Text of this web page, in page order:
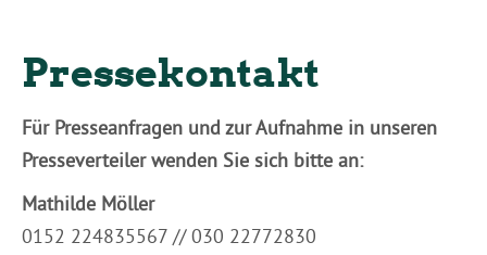
Pressekontakt
Für Presseanfragen und zur Aufnahme in unseren
Presseverteiler wenden Sie sich bitte an:
Mathilde Möller
0152 224835567 // 030 22772830